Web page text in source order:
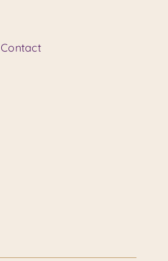
Contact